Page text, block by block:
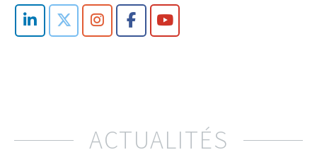
ACTUALITÉS